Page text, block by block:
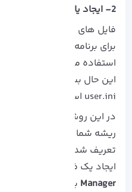
2- ایجاد یا ویرایش فایل php.ini , user.ini
این حال بسیاری از پلاگین
user.ini استفاده می کنند.
تعریف شده سرور تان
ایجاد یک فایل ini به قسمت
Manager بروید، و پوشه